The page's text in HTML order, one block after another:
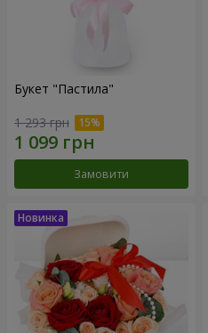
Букет "Пастила"
1 293 грн
Замовити